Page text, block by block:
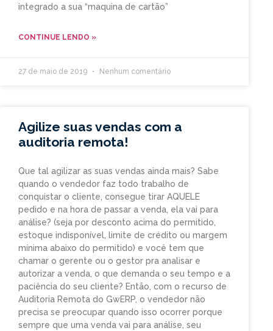
integrado a sua “maquina de cartão”
CONTINUE LENDO »
27 de maio de 2019 Nenhum comentário
Agilize suas vendas com a
auditoria remota!
Que tal agilizar as suas vendas ainda mais? Sabe
quando o vendedor faz todo trabalho de
conquistar o cliente, consegue tirar AQUELE
pedido e na hora de passar a venda, ela vai para
análise? (seja por desconto acima do permitido,
estoque indisponível, limite de crédito ou margem
mínima abaixo do permitido) e você tem que
chamar o gerente ou o gestor pra analisar e
autorizar a venda, o que demanda o seu tempo e a
paciência do seu cliente? Então, com o recurso de
Auditoria Remota do GwERP, o vendedor não
precisa se preocupar quando isso ocorrer porque
sempre que uma venda vai para análise, seu